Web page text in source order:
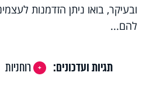
ובעיקר, בואו ניתן הזדמנות
להם...
תגיות ועדכונים: רוחניות